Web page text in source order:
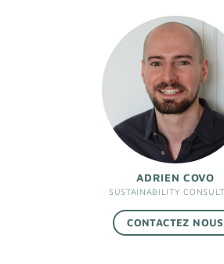
ADRIEN COVO
SUSTAINABILITY
CONTACTEZ NOUS